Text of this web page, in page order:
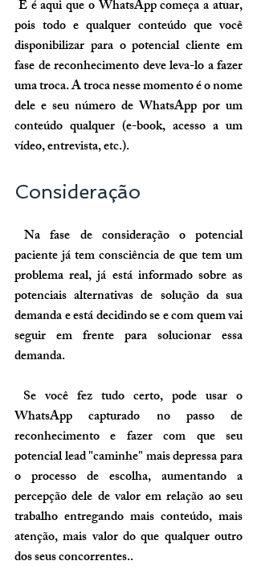
pois todo e qualquer conteúdo que você
disponibilizar para o potencial cliente em
fase de reconhecimento deve leva-lo a fazer
uma troca. A troca nesse momento é o nome
dele e seu número de WhatsApp por um
conteúdo qualquer (e-book, acesso a um
vídeo, entrevista, etc.).
Consideração
Na fase de consideração o potencial
paciente já tem consciência de que tem um
problema real, já está informado sobre as
potenciais alternativas de solução da sua
demanda e está decidindo se e com quem vai
seguir em frente para solucionar essa
demanda.
WhatsApp capturado no passo de
reconhecimento e fazer com que seu
potencial lead "caminhe" mais depressa para
o processo de escolha, aumentando a
percepção dele de valor em relação ao seu
trabalho entregando mais conteúdo, mais
atenção, mais valor do que qualquer outro
dos seus concorrentes..